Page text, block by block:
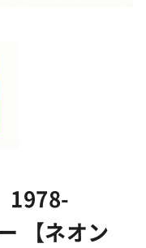
1978-
【ネオン